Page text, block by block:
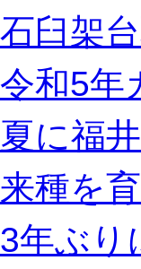
石臼架
令和5年
夏に福
来種を
3年ぶり